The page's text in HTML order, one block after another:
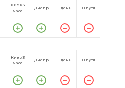
Киев 3
часа
Днепр 1 день В пути
Киев 3
часа
Днепр 1 день В пути